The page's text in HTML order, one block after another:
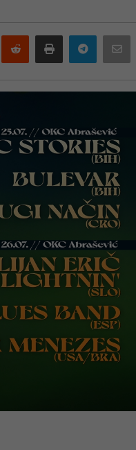
PinterestReddit Print Telegram